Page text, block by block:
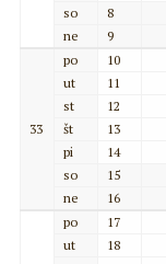
so
8
ne
9
33
po
10
ut
11
st
12
št
13
pi
14
so
15
ne
16
po
17
ut
18